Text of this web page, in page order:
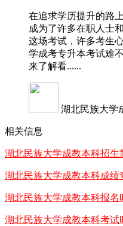
在追求学历提升的路
成为了许多在职人士
这场考试，许多考生
学成考专升本考试难
来了解看......
湖北民族大学
相关信息
湖北民族大学成教本科招生
湖北民族大学成教本科成绩
湖北民族大学成教本科报名
湖北民族大学成教本科考试